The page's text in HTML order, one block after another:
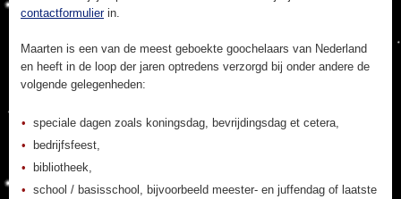
contactformulierin.
Maarten is een van de meest geboekte goochelaars van Nederland
en heeft in de loop der jaren optredens verzorgd bij onder andere de
volgende gelegenheden:
speciale dagen zoals koningsdag, bevrijdingsdag et cetera,
bedrijfsfeest,
bibliotheek,
school / basisschool, bijvoorbeeld meester- en juffendag of laatste